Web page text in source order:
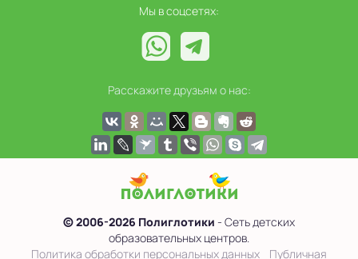
Мы в соцсетях:
Расскажите друзьям о нас:
© 2006-2026 Полиглотики - Сеть детских
образовательных центров.
Политика обработки персональных данных
Публичная